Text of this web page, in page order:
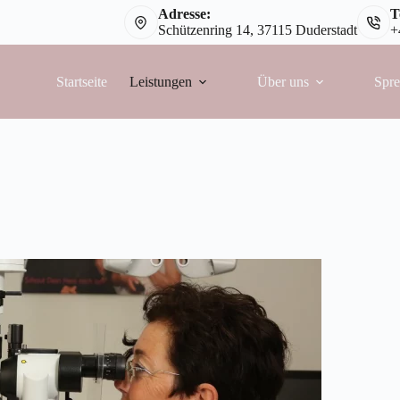
Adresse:
Schützenring 14, 37115 Duderstadt
Startseite Leistungen Über uns